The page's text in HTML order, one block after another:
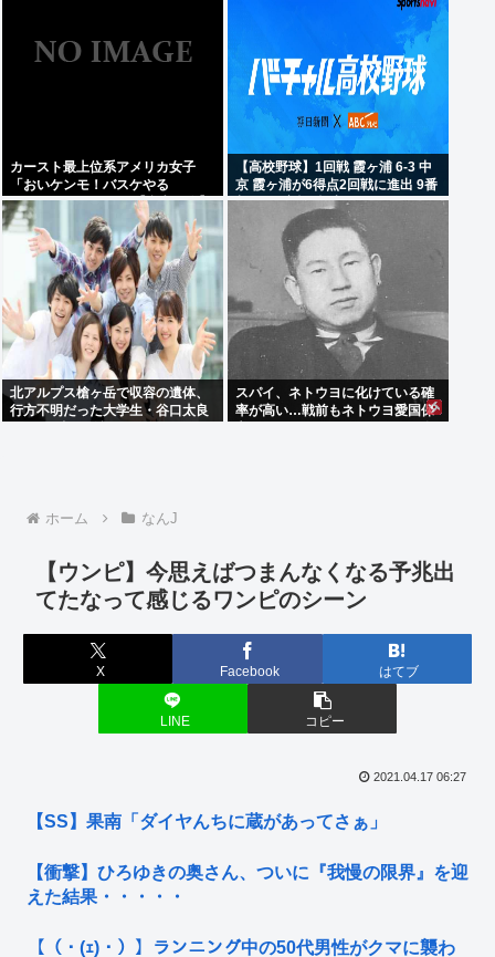
カースト最上位系アメリカ女子
「おいケンモ！バスケやる
ぞ！！」 どうする？【参考画像】
【高校野球】1回戦 霞ヶ浦 6-3 中
京 霞ヶ浦が6得点2回戦に進出 9番
相田が3安打2打点
北アルプス槍ヶ岳で収容の遺体、
行方不明だった大学生・谷口太良
スパイ、ネトウヨに化けている確
率が高い…戦前もネトウヨ愛国保
ホーム なんJ
【ウンピ】今思えばつまんなくなる予兆出
てたなって感じるワンピのシーン
X Facebook はてブ
LINE コピー
2021.04.17 06:27
【SS】果南「ダイヤんちに蔵があってさぁ」
【衝撃】ひろゆきの奥さん、ついに『我慢の限界』を迎
えた結果・・・・・
【（・(ｪ)・）】ランニング中の50代男性がクマに襲わ